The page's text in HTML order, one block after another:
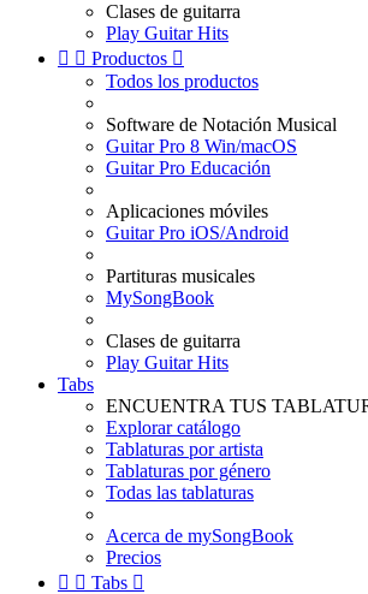
Clases de guitarra
Play Guitar Hits
  Productos 
Todos los productos
Software de Notación Musical
Guitar Pro 8 Win/macOS
Guitar Pro Educación
Aplicaciones móviles
Guitar Pro iOS/Android
Partituras musicales
MySongBook
Clases de guitarra
Play Guitar Hits
Tabs
ENCUENTRA TUS
Explorar catálogo
Tablaturas por artista
Tablaturas por género
Todas las tablaturas
Acerca de mySongBook
Precios
  Tabs 